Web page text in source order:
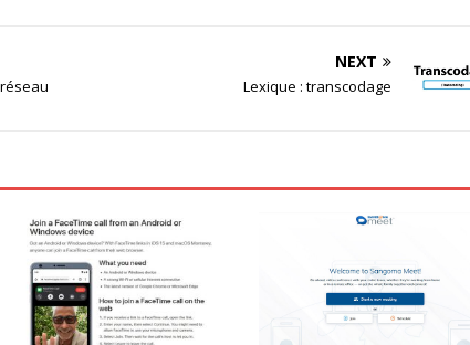
NEXT
Lexique : transcodage